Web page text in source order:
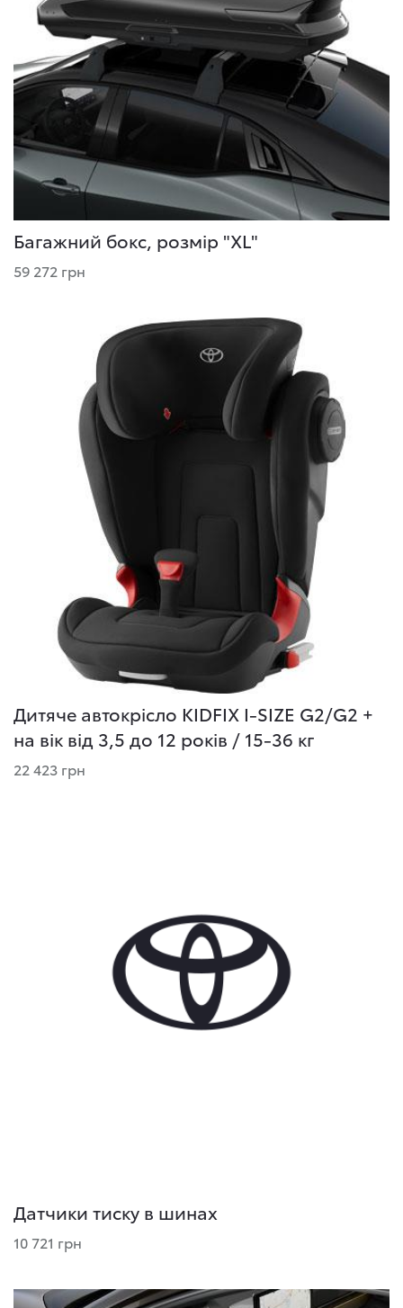
Багажний бокс, розмір "XL"
59 272 грн
Дитяче автокрісло KIDFIX I-SIZE G2/G2 +
на вік від 3,5 до 12 років / 15-36 кг
22 423 грн
Датчики тиску в шинах
10 721 грн